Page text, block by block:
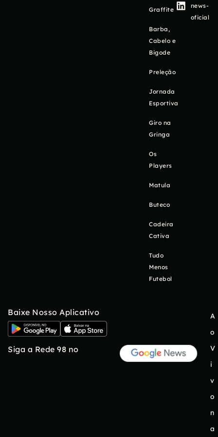
Graffite
Barba,
Cabelo e
Bigode
Preleção
Jornada
Esportiva
Giro na
Gringa
Os
Players
Matula
Buteco
Cadeira
Cativa
Tudo
Menos
Futebol
news-
oficial
Baixe Nosso Aplicativo
Siga a Rede 98 no
A
o
V
i
v
o
n
a